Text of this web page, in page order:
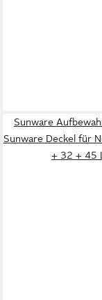
Sunware
Sunware Deckel für
+ 32 + 45 L